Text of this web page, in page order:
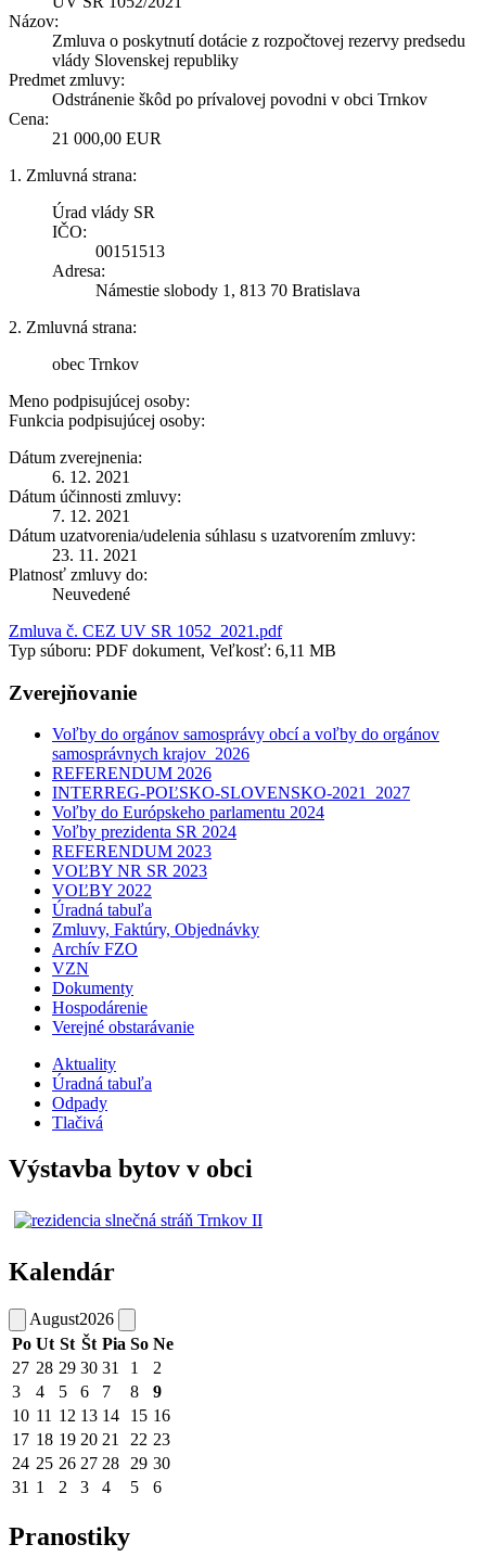
Názov:
Zmluva o poskytnutí dotácie z rozpočtovej rezervy predsedu
vlády Slovenskej republiky
Predmet zmluvy:
Odstránenie škôd po prívalovej povodni v obci Trnkov
Cena:
21 000,00 EUR
1. Zmluvná strana:
Úrad vlády SR
IČO:
00151513
Adresa:
Námestie slobody 1, 813 70 Bratislava
2. Zmluvná strana:
obec Trnkov
Meno podpisujúcej osoby:
Funkcia podpisujúcej osoby:
Dátum zverejnenia:
6. 12. 2021
Dátum účinnosti zmluvy:
7. 12. 2021
Dátum uzatvorenia/udelenia súhlasu s uzatvorením zmluvy:
23. 11. 2021
Platnosť zmluvy do:
Neuvedené
Zmluva č. CEZ UV SR 1052_2021.pdf
Typ súboru: PDF dokument, Veľkosť: 6,11 MB
Zverejňovanie
Voľby do orgánov samosprávy obcí a voľby do orgánov
samosprávnych krajov_2026
REFERENDUM 2026
INTERREG-POĽSKO-SLOVENSKO-2021_2027
Voľby do Európskeho parlamentu 2024
Voľby prezidenta SR 2024
REFERENDUM 2023
VOĽBY NR SR 2023
VOĽBY 2022
Úradná tabuľa
Zmluvy, Faktúry, Objednávky
Archív FZO
VZN
Dokumenty
Hospodárenie
Verejné obstarávanie
Aktuality
Úradná tabuľa
Odpady
Tlačivá
Výstavba bytov v obci
Kalendár
August2026
Po Ut St Št Pia So Ne
27 28 29 30 31 1
2
3
4 5 6 7 8
9
10 11 12 13 14 15 16
17 18 19 20 21 22 23
24 25 26 27 28 29 30
31 1 2 3 4 5 6
Pranostiky